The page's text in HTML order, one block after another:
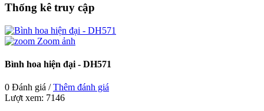
Thống kê truy cập
Zoom ảnh
Bình hoa hiện đại - DH571
0 Đánh giá /Thêm đánh giá
Lượt xem: 7146